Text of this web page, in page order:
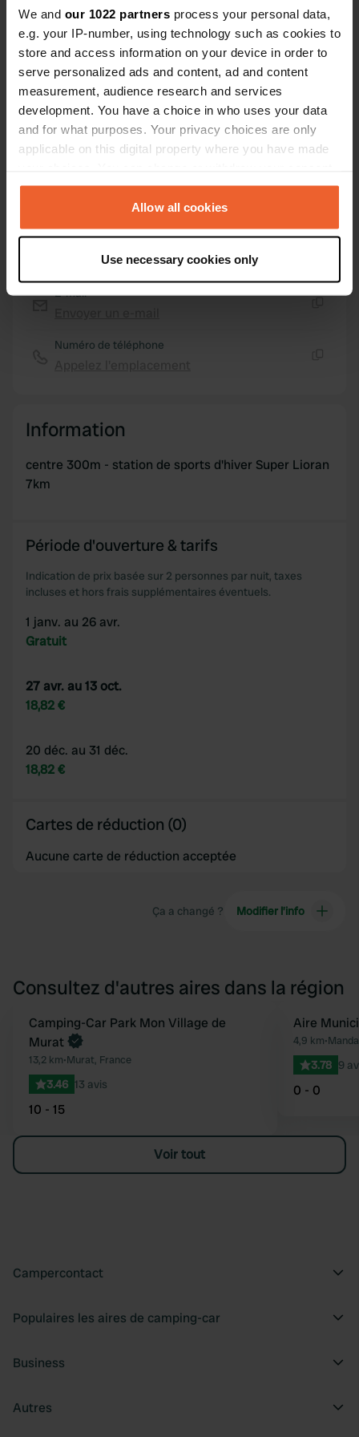
We and our 1022 partners process your personal data,
e.g. your IP-number, using technology such as cookies to
store and access information on your device in order to
serve personalized ads and content, ad and content
measurement, audience research and services
development. You have a choice in who uses your data
and for what purposes. Your privacy choices are only
applicable on this digital property where you have made
any time from the Cookie Declaration or by clicking on
the Privacy trigger icon.
Collect information about your geographical location
which can be accurate to within several meters
Find out more about how your personal data is processed
provide social media features and to analyse our traffic.
our social media, advertising and analytics partners who
may combine it with other information that you’ve
Allow all cookies
Use necessary cookies only
45° 3' 6" N 2° 42' 49" E
45.05178089 2.71367997
Copie
Code du site
114458
Passer àPRO+
pour toutes les coordonnées PRO+
Carte
Afficher sur la carte
Site web
Visitez le site Web
E-mail
Numéro de téléphone
Information
centre 300m - station de sports d'hiver Super Lioran
7km
Période d'ouverture & tarifs
Indication de prix basée sur 2 personnes par nuit, taxes
incluses et hors frais supplémentaires éventuels.
1 janv. au 26 avr.
Gratuit
27 avr. au 13 oct.
18,82 €
20 déc. au 31 déc.
18,82 €
Cartes de réduction (0)
Aucune carte de réduction acceptée
Ça a changé ? Modifier l’info
Consultez d'autres aires dans la région
Préféré
Camping-Car Park Mon Village de
Murat
13,2 km•Murat, France
3.46 13 avis
10 - 15
Aire
4,9 km•
3.78 9
0 - 0
Voir tout
Campercontact
Populaires les aires de camping-car
Business
Autres